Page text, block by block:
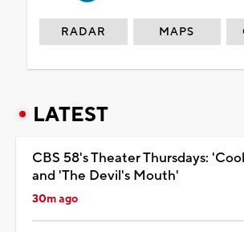
RADAR MAPS
LATEST
CBS 58's Theater Thursdays:
and 'The Devil's Mouth'
30m ago